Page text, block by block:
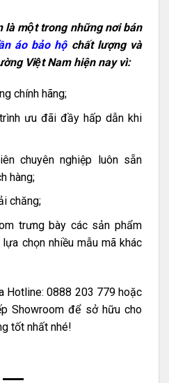
một trong những nơi bán
áo bảo hộchất lượng và
Việt Nam hiện nay vì:
chính hãng;
ưu đãi đầy hấp dẫn khi
chuyên nghiệp luôn sẵn
hàng;
chăng;
trưng bày các sản phẩm
chọn nhiều mẫu mã khác
Hotline: 0888 203 779 hoặc
Showroom để sở hữu cho
tốt nhất nhé!